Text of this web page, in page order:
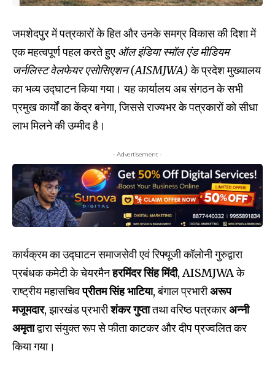
जमशेदपुर में पत्रकारों के हित और उनके समग्र विकास की दिशा में
एक महत्वपूर्ण पहल करते हुए ऑल इंडिया स्मॉल एंड मीडियम
जर्नलिस्ट वेलफेयर एसोसिएशन (AISMJWA)के प्रदेश मुख्यालय
का भव्य उद्घाटन किया गया। यह कार्यालय अब संगठन के सभी
प्रमुख कार्यों का केंद्र बनेगा, जिससे राज्यभर के पत्रकारों को सीधा
लाभ मिलने की उम्मीद है।
- Advertisement -
कार्यक्रम का उद्घाटन समाजसेवी एवं रिफ्यूजी कॉलोनी गुरुद्वारा
प्रबंधक कमेटी के चेयरमैनहरमिंदर सिंह मिंदी, AISMJWA के
राष्ट्रीय महासचिवप्रीतम सिंह भाटिया, बंगाल प्रभारीअरूप
मजूमदार, झारखंड प्रभारीशंकर गुप्तातथा वरिष्ठ पत्रकारअन्नी
अमृताद्वारा संयुक्त रूप से फीता काटकर और दीप प्रज्वलित कर
किया गया।